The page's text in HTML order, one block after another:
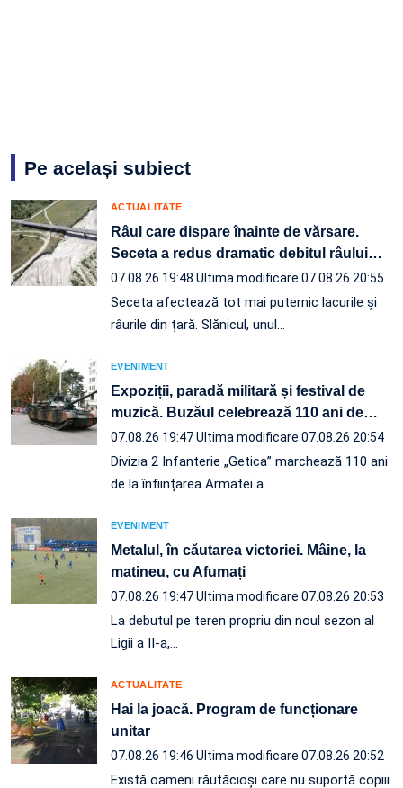
Pe același subiect
ACTUALITATE
Râul care dispare înainte de vărsare.
Seceta a redus dramatic debitul râului…
07.08.26 19:48 Ultima modificare 07.08.26 20:55
Seceta afectează tot mai puternic lacurile și
râurile din țară. Slănicul, unul…
EVENIMENT
Expoziții, paradă militară și festival de
muzică. Buzăul celebrează 110 ani de…
07.08.26 19:47Ultima modificare 07.08.26 20:54
Divizia 2 Infanterie „Getica” marchează 110 ani
de la înființarea Armatei a…
EVENIMENT
Metalul, în căutarea victoriei. Mâine, la
matineu, cu Afumați
07.08.26 19:47Ultima modificare 07.08.26 20:53
La debutul pe teren propriu din noul sezon al
Ligii a II-a,…
ACTUALITATE
Hai la joacă. Program de funcționare
unitar
07.08.26 19:46 Ultima modificare 07.08.26 20:52
Există oameni răutăcioși care nu suportă copiii